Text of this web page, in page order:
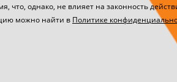
что, однако, не влияет на законность
можно найти в Политике